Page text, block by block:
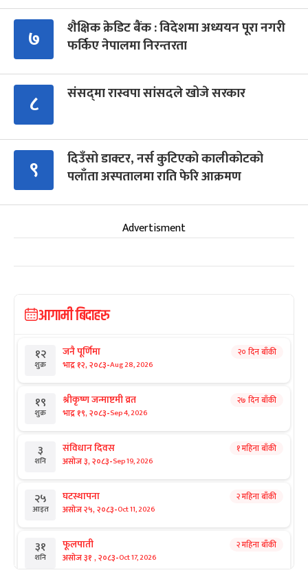
७
शैक्षिक क्रेडिट बैंक : विदेशमा अध्ययन पूरा नगरी
फर्किए नेपालमा निरन्तरता
८ संसद्‍मा रास्वपा सांसदले खोजे सरकार
९
दिउँसो डाक्टर, नर्स कुटिएको कालीकोटको
पलाँता अस्पतालमा राति फेरि आक्रमण
Advertisment
आगामी बिदाहरु
१२
शुक्र
जनै पूर्णिमा
भाद्र १२, २०८३-Aug 28, 2026
२० दिन बाँकी
१९
शुक्र
श्रीकृष्ण जन्माष्टमी व्रत
भाद्र १९, २०८३-Sep 4, 2026
२७ दिन बाँकी
३
शनि
संविधान दिवस
असोज ३, २०८३-Sep 19, 2026
१ महिना बाँकी
२५
आइत
घटस्थापना
असोज २५, २०८३-Oct 11, 2026
२ महिना बाँकी
३१
शनि
फूलपाती
असोज ३१ , २०८३-Oct 17, 2026
२ महिना बाँकी